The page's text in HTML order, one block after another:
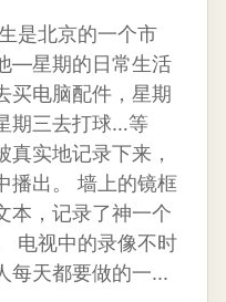
是北京的一个市
—星期的日常生活
买电脑配件，星期
期三去打球…等
实地记录下来，
播出。 墙上的镜框
本，记录了神一个
电视中的录像不时
每天都要做的一...